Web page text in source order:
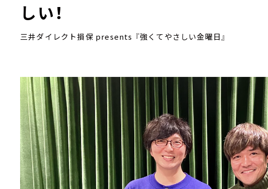
しい！
三井ダイレクト損保 presents 『強くてやさしい金曜日』